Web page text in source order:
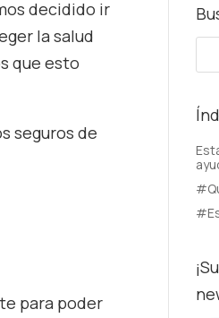
decidido ir
la salud
que esto
seguros de
para poder